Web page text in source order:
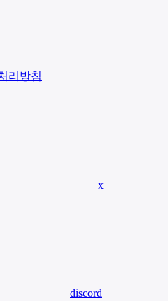
리방침
x
discord